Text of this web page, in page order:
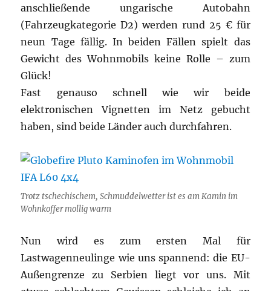
anschließende ungarische Autobahn
(Fahrzeugkategorie D2) werden rund 25 € für
neun Tage fällig. In beiden Fällen spielt das
Gewicht des Wohnmobils keine Rolle – zum
Glück!
Fast genauso schnell wie wir beide
elektronischen Vignetten im Netz gebucht
haben, sind beide Länder auch durchfahren.
Trotz tschechischem, Schmuddelwetter ist es am Kamin im
Wohnkoffer mollig warm
Nun wird es zum ersten Mal für
Lastwagenneulinge wie uns spannend: die EU-
Außengrenze zu Serbien liegt vor uns. Mit